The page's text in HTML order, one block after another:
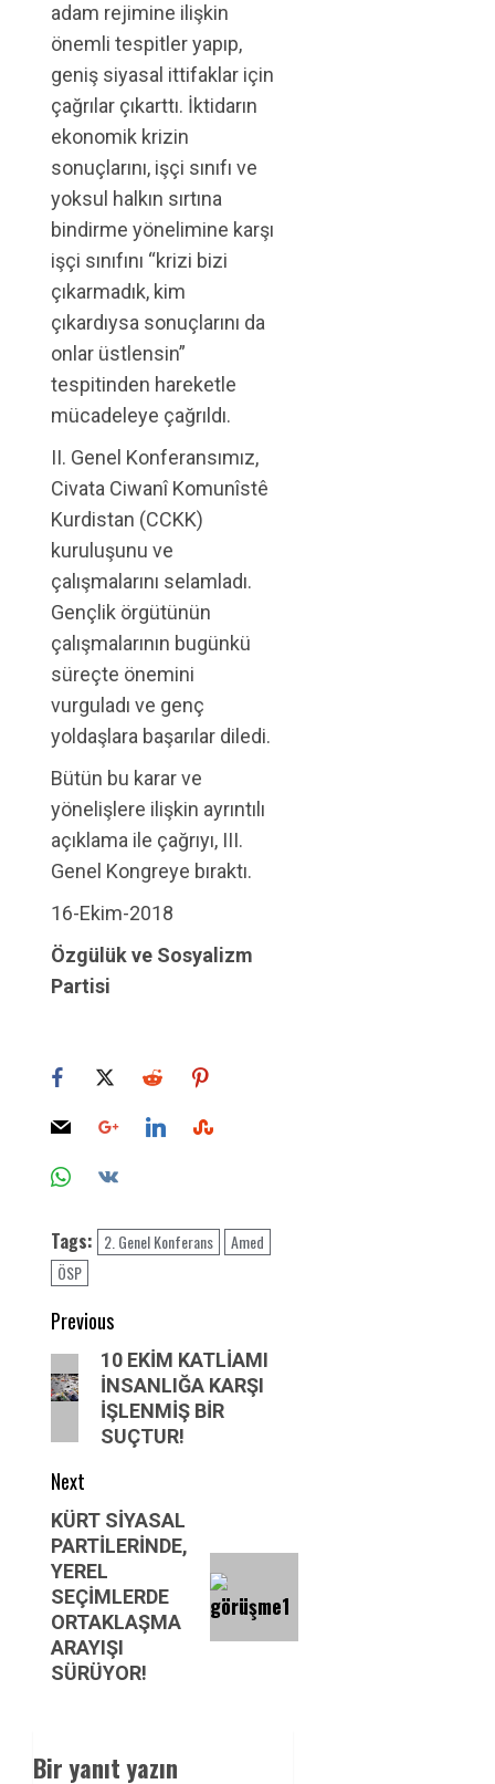
adam rejimine ilişkin
önemli tespitler yapıp,
geniş siyasal ittifaklar için
çağrılar çıkarttı. İktidarın
ekonomik krizin
sonuçlarını, işçi sınıfı ve
yoksul halkın sırtına
bindirme yönelimine karşı
işçi sınıfını “krizi bizi
çıkarmadık, kim
çıkardıysa sonuçlarını da
onlar üstlensin”
tespitinden hareketle
mücadeleye çağrıldı.
II. Genel Konferansımız,
Civata Ciwanî Komunîstê
Kurdistan (CCKK)
kuruluşunu ve
çalışmalarını selamladı.
Gençlik örgütünün
çalışmalarının bugünkü
süreçte önemini
vurguladı ve genç
yoldaşlara başarılar diledi.
Bütün bu karar ve
yönelişlere ilişkin ayrıntılı
açıklama ile çağrıyı, III.
Genel Kongreye bıraktı.
16-Ekim-2018
Özgülük ve Sosyalizm
Partisi
Tags: 2. Genel Konferans
Amed
ÖSP
Post
navigation
Previous
Previous
post:
10 EKİM KATLİAMI
İNSANLIĞA KARŞI
İŞLENMİŞ BİR
SUÇTUR!
Next
Next
post:
KÜRT SİYASAL
PARTİLERİNDE,
YEREL
SEÇİMLERDE
ORTAKLAŞMA
ARAYIŞI
SÜRÜYOR!
Bir yanıt yazın